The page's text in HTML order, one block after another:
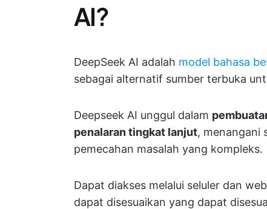
AI?
DeepSeek AI adalah model bahasa
sebagai alternatif sumber terbuka
Deepseek AI unggul dalam
penalaran tingkat lanjut, menangani
pemecahan masalah yang kompleks.
Dapat diakses melalui seluler dan
dapat disesuaikan yang dapat